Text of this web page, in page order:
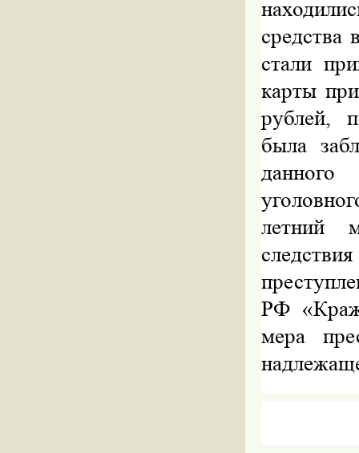
средства
стали
карты
рублей,
была
летний
РФ
мера